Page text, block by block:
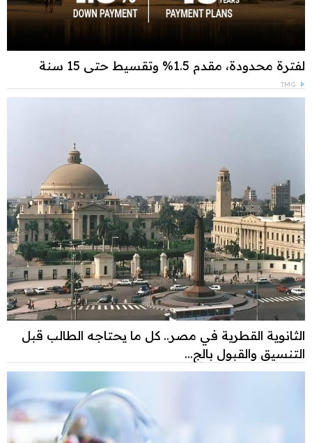
لفترة محدودة، مقدم 1.5% وتقسيط حتى 15 سنة
TMG
الثانوية القطرية في مصر.. كل ما يحتاجه الطالب قبل
التنسيق والقبول بالج...